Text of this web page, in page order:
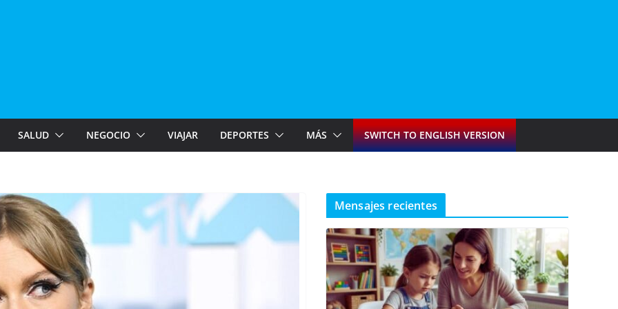
SALUD NEGOCIO VIAJAR DEPORTES MÁS SWITCH TO ENGLISH VERSION
Mensajes recientes